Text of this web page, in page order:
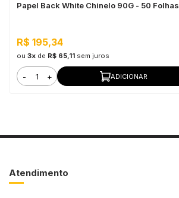
Papel Back White Chinelo 90G - 50 Folhas
R$ 195,34
ou 3x de R$ 65,11 sem juros
- + ADICIONAR
Atendimento